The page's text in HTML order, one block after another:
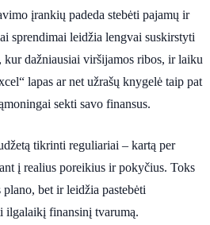
įrankių padeda stebėti pajamų ir
sprendimai leidžia lengvai suskirstyti
kur dažniausiai viršijamos ribos, ir laiku
lapas ar net užrašų knygelė taip pat
sekti savo finansus.
tikrinti reguliariai – kartą per
į realius poreikius ir pokyčius. Toks
bet ir leidžia pastebėti
ilgalaikį finansinį tvarumą.